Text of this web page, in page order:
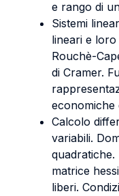
e rango di
Sistemi
lineari e
Rouchè-
di Cramer.
economiche
Calcolo
variabili.
quadratiche.
matrice
liberi.